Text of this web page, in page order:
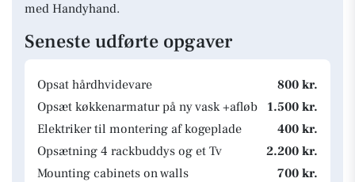
med Handyhand.
Seneste udførte opgaver
Opsat hårdhvidevare
800 kr.
Opsæt køkkenarmatur på ny vask +afløb
1.500 kr.
Elektriker til montering af kogeplade
400 kr.
Opsætning 4 rackbuddys og et Tv
2.200 kr.
Mounting cabinets on walls
700 kr.